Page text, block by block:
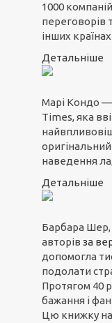
1000
переговорів
інших країнах
Детальніше
Марі Кондо —
Times, яка
наведення
Детальніше
Барбара Шер,
авторів за
допомогла
подолати
Протягом 40
бажання і
Цю книжку